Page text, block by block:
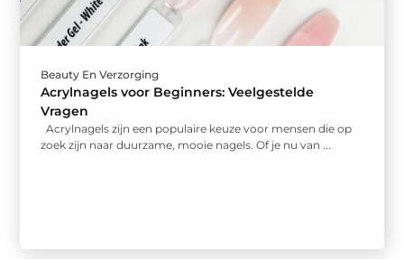
Beauty En Verzorging
Acrylnagels voor Beginners: Veelgestelde
Vragen
Acrylnagels zijn een populaire keuze voor mensen die op
zoek zijn naar duurzame, mooie nagels. Of je nu van ...